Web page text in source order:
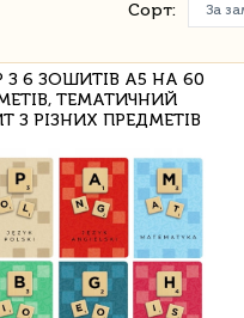
Сорт:
З 6 ЗОШИТІВ А5 НА 60
ТЕМАТИЧНИЙ
З РІЗНИХ ПРЕДМЕТІВ